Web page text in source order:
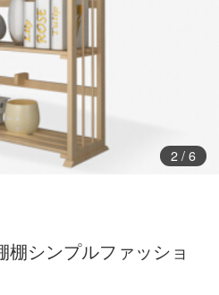
2/ 6
シンプルファッショ